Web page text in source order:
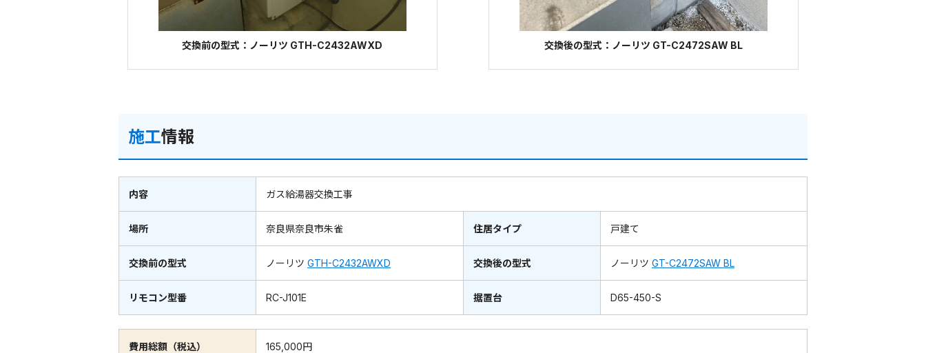
交換前の型式：ノーリツ GTH-C2432AWXD 交換後の型式：ノーリツ GT-C2472SAW BL
施工情報
内容 ガス給湯器交換工事
場所 奈良県奈良市朱雀 住居タイプ 戸建て
交換前の型式 ノーリツ GTH-C2432AWXD 交換後の型式 ノーリツ GT-C2472SAW BL
リモコン型番 RC-J101E 据置台 D65-450-S
費用総額（税込） 165,000円